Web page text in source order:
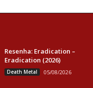
Resenha: Eradication –
Eradication (2026)
Death Metal 05/08/2026